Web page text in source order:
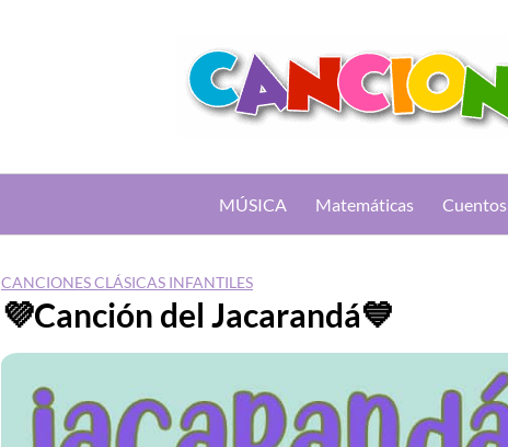
MÚSICA Matemáticas Cuentos
CANCIONES CLÁSICAS INFANTILES
💜Canción del Jacarandá💙